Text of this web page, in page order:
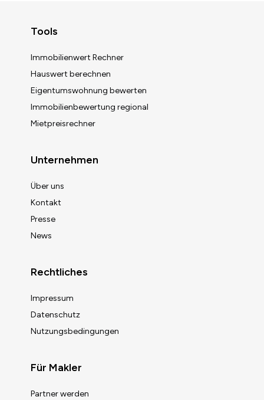
Tools
Immobilienwert Rechner
Hauswert berechnen
Eigentumswohnung bewerten
Immobilienbewertung regional
Mietpreisrechner
Unternehmen
Über uns
Kontakt
Presse
News
Rechtliches
Impressum
Datenschutz
Nutzungsbedingungen
Für Makler
Partner werden